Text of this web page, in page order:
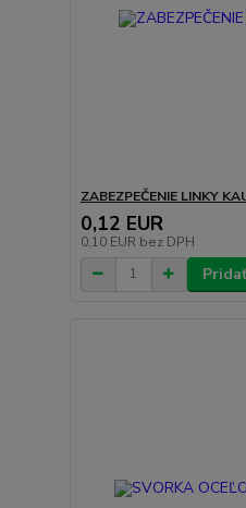
ZABEZPEČENIE LINKY
0,12 EUR
0,10 EUR bez DPH